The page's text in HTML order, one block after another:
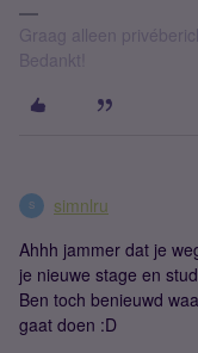
Graag alleen
Bedankt!
S simnlru
Ahhh jammer dat je
je nieuwe stage en
Ben toch benieuwd
gaat doen :D